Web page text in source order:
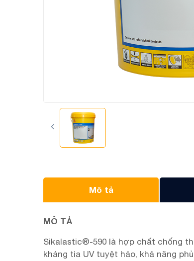
Mô tả
MÔ TẢ
Sikalastic®-590 là hợp chất chống
kháng tia UV tuyệt hảo, khả năng